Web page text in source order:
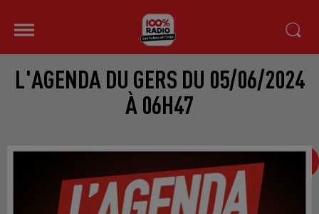
L'AGENDA DU GERS DU 05/06/2024
À 06H47